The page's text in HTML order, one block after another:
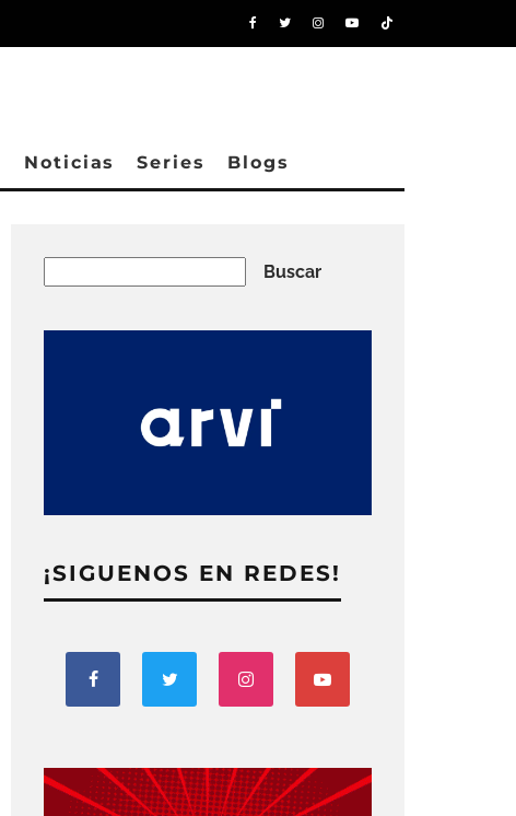
Noticias Series Blogs
Buscar
¡SIGUENOS EN REDES!